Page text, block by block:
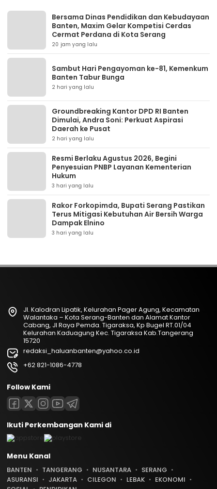
Bersama Dinas Pendidikan dan Kebudayaan
Banten, Maxim Gelar Kompetisi Cerdas
Cermat Perdana di Kota Serang
20 jam yang lalu
Sambut Hari Pengayoman ke-81, Kemenkum
Banten Tabur Bunga
2 hari yang lalu
Groundbreaking Kantor DPD RI Banten
Dimulai, Andra Soni: Perkuat Aspirasi
Daerah ke Pusat
2 hari yang lalu
Resmi Berlaku Agustus 2026, Begini
Penyesuian PNBP Layanan Kementerian
Hukum
3 hari yang lalu
Rakor Forkopimda, Bupati Serang Pastikan
Terus Mitigasi Kebutuhan Air Bersih Warga
Dampak Elnino
3 hari yang lalu
Jl. Kalodran Lipatik, Kelurahan Pager Agung, Kecamatan
Walantaka – Kota Serang-Banten dan Alamat Kantor
Cabang, Jl Raya Pemda. Tigaraksa, Kp Bugel RT.01/04
Kelurahan Kaduagung Kec. Tigaraksa Kab.Tangerang
15720
redaksi_haluanbanten@yahoo.co.id
+62 821-1086-4778
Follow Kami
Ikuti Perkembangan Kami di
Menu Kanal
BANTEN TANGERANG NUSANTARA
SERANG
ASURANSI
JAKARTA CILEGON LEBAK
EKONOMI